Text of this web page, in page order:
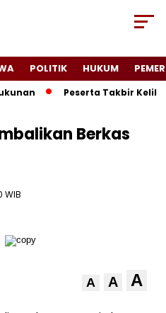
POLITIK HUKUM
Peserta Takbir
Berkas
WIB
A A A